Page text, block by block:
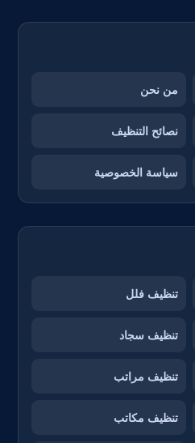
من نحن
نصائح التنظيف
سياسة الخصوصية
تنظيف فلل
تنظيف سجاد
تنظيف مراتب
تنظيف مكاتب